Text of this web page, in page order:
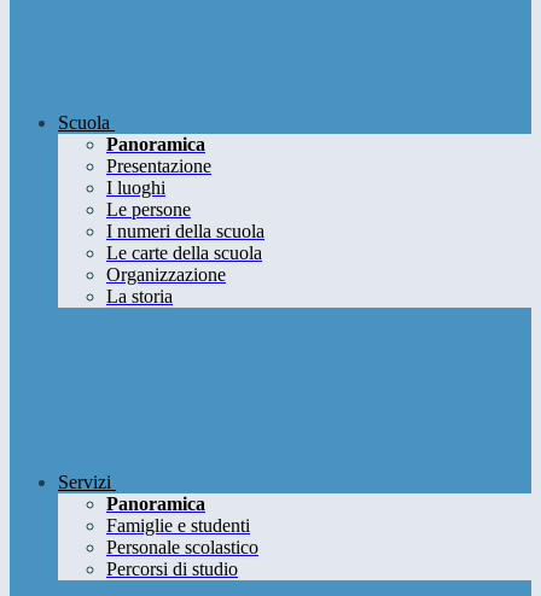
Scuola
Panoramica
Presentazione
I luoghi
Le persone
I numeri della scuola
Le carte della scuola
Organizzazione
La storia
Servizi
Panoramica
Famiglie e studenti
Personale scolastico
Percorsi di studio